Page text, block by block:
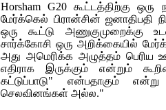
Horsham G20 கூட்டத்திற்கு
மேர்க்கெல் பிரான்சின் ஜனாதிபதி
ஒரு கூட்டு அணுகுமுறைக்கு
சார்க்கோசி ஒரு அறிக்கையில்
அது அமெரிக்க அழுத்தம் பெரிய
எதிராக இருக்கும் என்றும்
கட்டுப்பாடு" என்பதாகும்
செலவினங்கள் அல்ல."